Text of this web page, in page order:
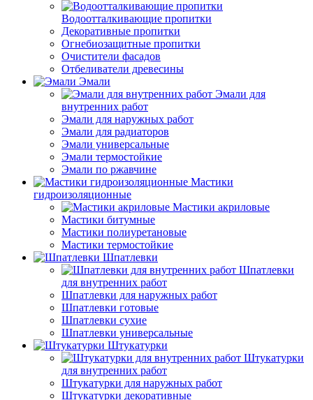
Водоотталкивающие пропитки
Декоративные пропитки
Огнебиозащитные пропитки
Очистители фасадов
Отбеливатели древесины
Эмали
Эмали для
внутренних работ
Эмали для наружных работ
Эмали для радиаторов
Эмали универсальные
Эмали термостойкие
Эмали по ржавчине
Мастики
гидроизоляционные
Мастики акриловые
Мастики битумные
Мастики полиуретановые
Мастики термостойкие
Шпатлевки
Шпатлевки
для внутренних работ
Шпатлевки для наружных работ
Шпатлевки готовые
Шпатлевки сухие
Шпатлевки универсальные
Штукатурки
Штукатурки
для внутренних работ
Штукатурки для наружных работ
Штукатурки декоративные